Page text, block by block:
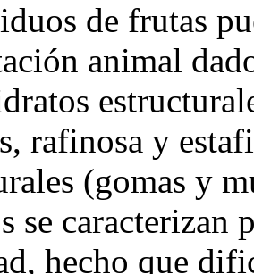
de frutas
animal
rafinosa y
(gomas y
se caracterizan
hecho que